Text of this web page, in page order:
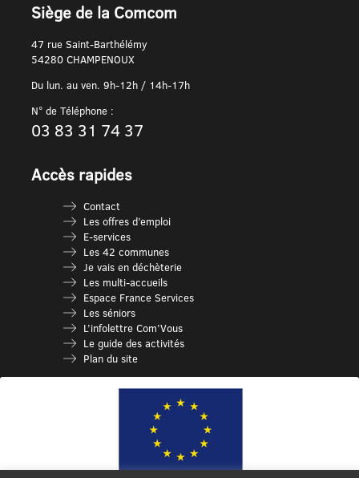
Siège de la Comcom
47 rue Saint-Barthélémy
54280 CHAMPENOUX
Du lun. au ven. 9h-12h / 14h-17h
N° de Téléphone :
03 83 31 74 37
Accès rapides
Contact
Les offres d’emploi
E-services
Les 42 communes
Je vais en déchèterie
Les multi-accueils
Espace France Services
Les séniors
L’infolettre Com’Vous
Le guide des activités
Plan du site